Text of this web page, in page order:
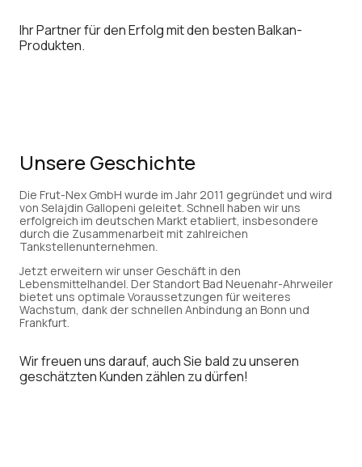
Ihr Partner für den Erfolg mit den besten Balkan-
Produkten.
Unsere Geschichte
Die Frut-Nex GmbH wurde im Jahr 2011 gegründet und wird
von Selajdin Gallopeni geleitet. Schnell haben wir uns
erfolgreich im deutschen Markt etabliert, insbesondere
durch die Zusammenarbeit mit zahlreichen
Tankstellenunternehmen.
Jetzt erweitern wir unser Geschäft in den
Lebensmittelhandel. Der Standort Bad Neuenahr-Ahrweiler
bietet uns optimale Voraussetzungen für weiteres
Wachstum, dank der schnellen Anbindung an Bonn und
Frankfurt.
Wir freuen uns darauf, auch Sie bald zu unseren
geschätzten Kunden zählen zu dürfen!